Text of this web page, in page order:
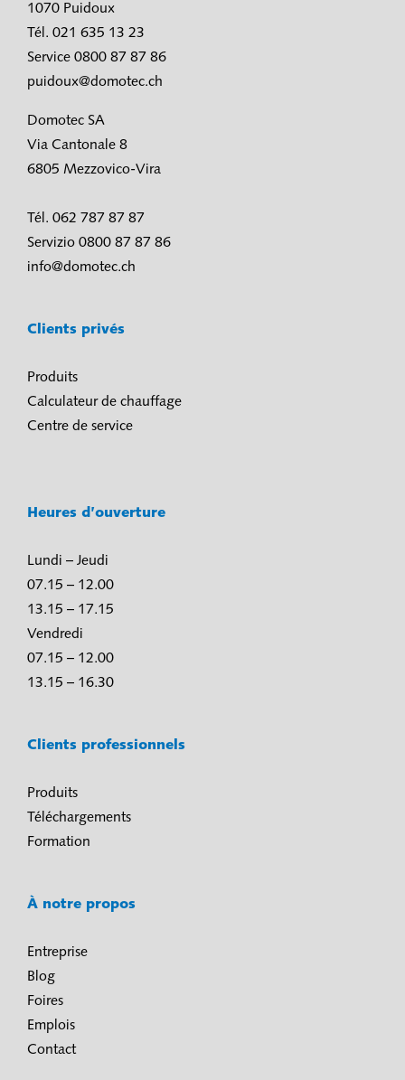
1070 Puidoux
Tél. 021 635 13 23
Service 0800 87 87 86
puidoux@domotec.ch
Domotec SA
Via Cantonale 8
6805 Mezzovico-Vira
Tél. 062 787 87 87
Servizio 0800 87 87 86
info@domotec.ch
Clients privés
Produits
Calculateur de chauffage
Centre de service
Heures d’ouverture
Lundi – Jeudi
07.15 – 12.00
13.15 – 17.15
Vendredi
07.15 – 12.00
13.15 – 16.30
Clients professionnels
Produits
Téléchargements
Formation
À notre propos
Entreprise
Blog
Foires
Emplois
Contact